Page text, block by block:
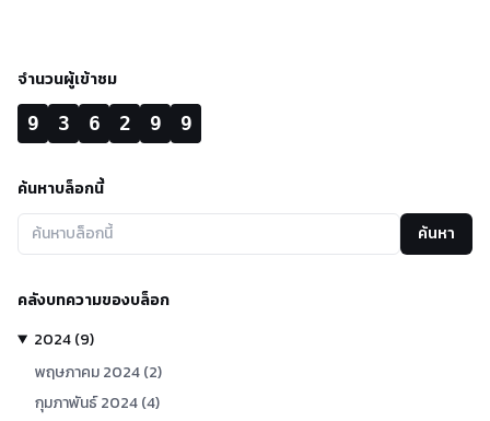
จำนวนผู้เข้าชม
9
3 6 2 9 9
ค้นหาบล็อกนี้
ค้นหา
คลังบทความของบล็อก
2024(9)
พฤษภาคม2024(2)
กุมภาพันธ์2024(4)